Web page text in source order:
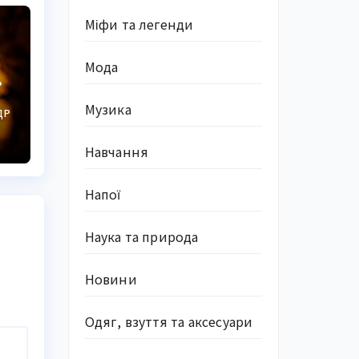
Міфи та легенди
Мода
Музика
Навчання
Напої
Наука та природа
Новини
Одяг, взуття та аксесуари